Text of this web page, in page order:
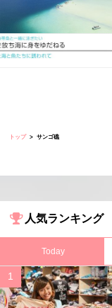
トップ サンゴ礁
人気ランキング
Today